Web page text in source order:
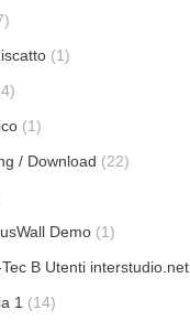
(1)
(1)
/ Download (22)
Demo (1)
B Utenti interstudio.net
1 (14)